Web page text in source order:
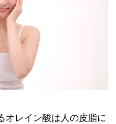
オレイン酸は人の皮脂に